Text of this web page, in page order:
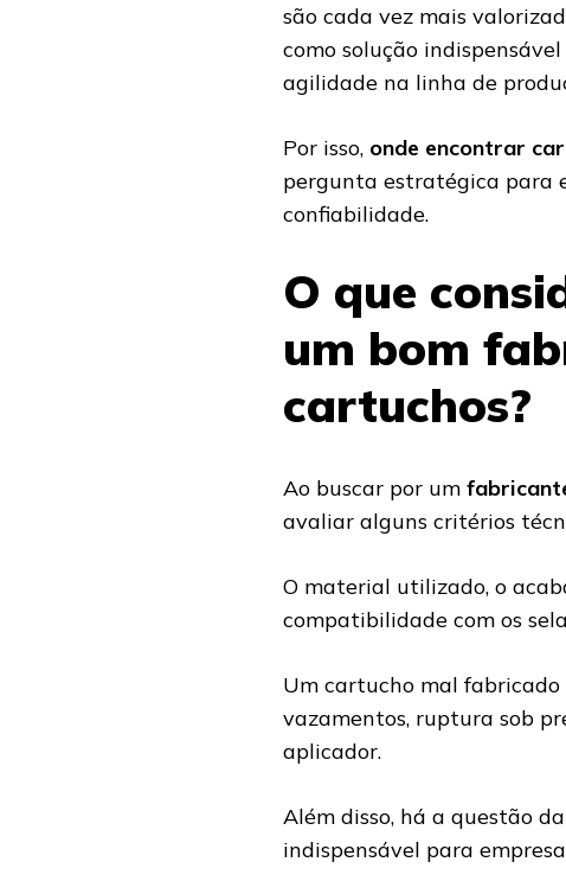
são cada vez mais
como solução
agilidade na linha de
Por isso, onde encontrar
pergunta estratégica para
confiabilidade.
O que
um bom
cartuchos?
Ao buscar por um
avaliar alguns critérios
O material utilizado, o
compatibilidade com os
Um cartucho mal
vazamentos, ruptura sob
aplicador.
Além disso, há a questão
indispensável para